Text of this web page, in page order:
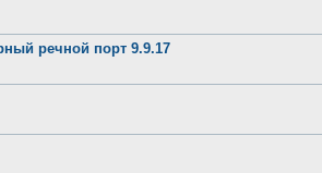
речной порт 9.9.17